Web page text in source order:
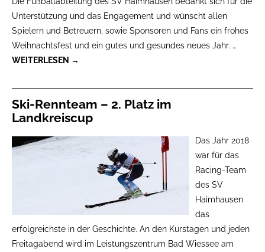
Unterstützung und das Engagement und wünscht allen
Spielern und Betreuern, sowie Sponsoren und Fans ein frohes
Weihnachtsfest und ein gutes und gesundes neues Jahr. …
WEITERLESEN →
Ski-Rennteam – 2. Platz im
Landkreiscup
Das Jahr 2018
war für das
Racing-Team
des SV
Haimhausen
das
erfolgreichste in der Geschichte. An den Kurstagen und jeden
Freitagabend wird im Leistungszentrum Bad Wiessee am